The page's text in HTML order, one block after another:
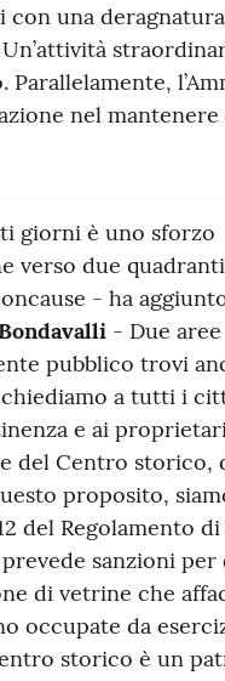
con una
nel mantenere
giorni è uno sforzo
verso due
- ha
- Due aree
pubblico trovi
a tutti i
e ai
del Centro storico,
proposito,
del Regolamento di
sanzioni per
di vetrine che
occupate da
storico è un